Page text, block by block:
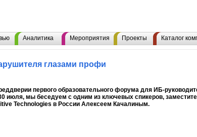
Аналитика Мероприятия Проекты Каталог
глазами профи
первого образовательного форума для ИБ-
июля, мы беседуем с одним из ключевых спикеров,
Technologies в России Алексеем Качалиным.